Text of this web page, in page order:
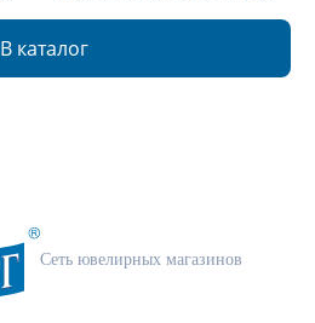
В каталог
Сеть ювелирных магазинов